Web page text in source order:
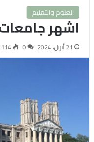
العلوم والتعليم
اشهر
21 أبريل، 2024 0
114